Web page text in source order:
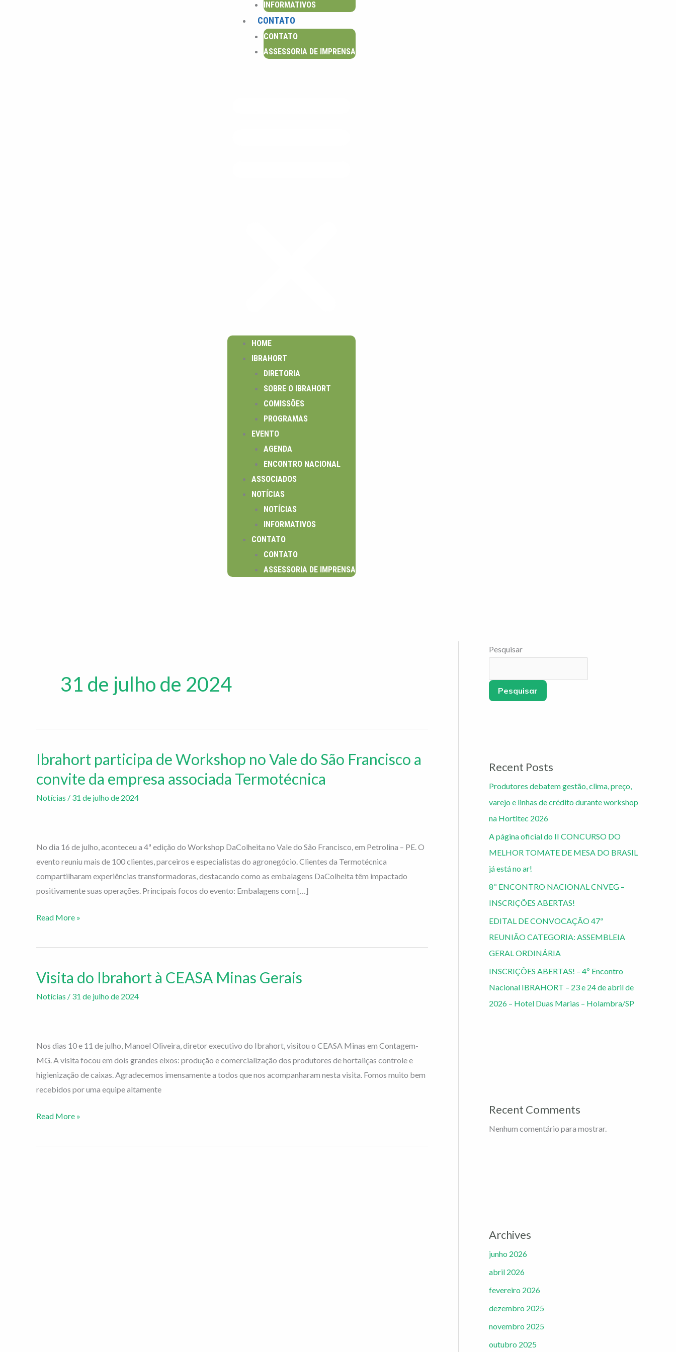
INFORMATIVOS
CONTATO
CONTATO
ASSESSORIA DE IMPRENSA
HOME
IBRAHORT
DIRETORIA
SOBRE O IBRAHORT
COMISSÕES
PROGRAMAS
EVENTO
AGENDA
ENCONTRO NACIONAL
ASSOCIADOS
NOTÍCIAS
NOTÍCIAS
INFORMATIVOS
CONTATO
CONTATO
ASSESSORIA DE IMPRENSA
31 de julho de 2024
Ibrahort participa de Workshop no Vale do São Francisco a
convite da empresa associada Termotécnica
Notícias / 31 de julho de 2024
No dia 16 de julho, aconteceu a 4ª edição do Workshop DaColheita no Vale do São Francisco, em Petrolina – PE. O
evento reuniu mais de 100 clientes, parceiros e especialistas do agronegócio. Clientes da Termotécnica
compartilharam experiências transformadoras, destacando como as embalagens DaColheita têm impactado
positivamente suas operações. Principais focos do evento: Embalagens com […]
Ibrahort
de
Workshop
do
São
Francisco
a
da
associada
Read More »
Visita do Ibrahort à CEASA Minas Gerais
Notícias / 31 de julho de 2024
Nos dias 10 e 11 de julho, Manoel Oliveira, diretor executivo do Ibrahort, visitou o CEASA Minas em Contagem-
MG. A visita focou em dois grandes eixos: produção e comercialização dos produtores de hortaliças controle e
higienização de caixas. Agradecemos imensamente a todos que nos acompanharam nesta visita. Fomos muito bem
recebidos por uma equipe altamente
Visita
Minas
Gerais
Read More »
Pesquisar
Pesquisar
Recent Posts
Produtores debatem gestão, clima, preço,
varejo e linhas de crédito durante workshop
na Hortitec 2026
A página oficial do II CONCURSO DO
MELHOR TOMATE DE MESA DO BRASIL
já está no ar!
8º ENCONTRO NACIONAL CNVEG –
INSCRIÇÕES ABERTAS!
EDITAL DE CONVOCAÇÃO 47ª
REUNIÃO CATEGORIA: ASSEMBLEIA
GERAL ORDINÁRIA
INSCRIÇÕES ABERTAS! – 4º Encontro
Nacional IBRAHORT – 23 e 24 de abril de
2026 – Hotel Duas Marias – Holambra/SP
Recent Comments
Nenhum comentário para mostrar.
Archives
junho 2026
abril 2026
fevereiro 2026
dezembro 2025
novembro 2025
outubro 2025